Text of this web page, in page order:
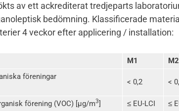
av ett ackrediterat tredjeparts
bedömning. Klassificerade material
4 veckor efter applicering / installation:
M1
M2
föreningar
< 0,2 <
förening (VOC) [µg/m3] ≤ EU-LCI
≤